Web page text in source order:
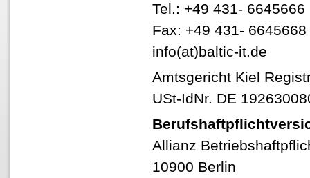
Tel.: +49 431- 6645666
Fax: +49 431- 6645668
info(at)baltic-it.de
Amtsgericht Kiel
USt-IdNr. DE
Allianz
10900 Berlin